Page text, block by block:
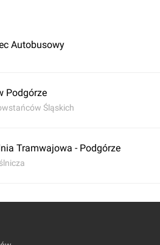
Zaloguj aby
Autobusowy
Podgórze
Śląskich
Tramwajowa - Podgórze